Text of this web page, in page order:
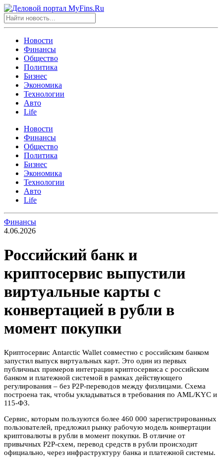
Новости
Финансы
Общество
Политика
Бизнес
Экономика
Технологии
Авто
Life
Новости
Финансы
Общество
Политика
Бизнес
Экономика
Технологии
Авто
Life
Финансы
4.06.2026
Российский банк и
криптосервис выпустили
виртуальные карты с
конвертацией в рубли в
момент покупки
Криптосервис Antarctic Wallet совместно с российским банком
запустил выпуск виртуальных карт. Это один из первых
публичных примеров интеграции криптосервиса с российским
банком и платежной системой в рамках действующего
регулирования – без P2P-переводов между физлицами. Схема
построена так, чтобы укладываться в требования по AML/KYC и
115-ФЗ.
Сервис, которым пользуются более 460 000 зарегистрированных
пользователей, предложил рынку рабочую модель конвертации
криптовалюты в рубли в момент покупки. В отличие от
привычных P2P-схем, перевод средств в рубли происходит
официально, через инфраструктуру банка и платежной системы.